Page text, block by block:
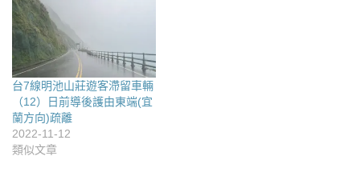
台7線明池山莊遊客滯留車輛
（12）日前導後護由東端(宜
蘭方向)疏離
2022-11-12
類似文章